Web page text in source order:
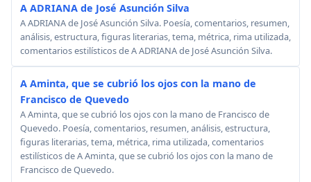
A ADRIANA de José Asunción Silva
A ADRIANA de José Asunción Silva. Poesía, comentarios, resumen,
análisis, estructura, figuras literarias, tema, métrica, rima utilizada,
comentarios estilísticos de A ADRIANA de José Asunción Silva.
A Aminta, que se cubrió los ojos con la mano de
Francisco de Quevedo
A Aminta, que se cubrió los ojos con la mano de Francisco de
Quevedo. Poesía, comentarios, resumen, análisis, estructura,
figuras literarias, tema, métrica, rima utilizada, comentarios
estilísticos de A Aminta, que se cubrió los ojos con la mano de
Francisco de Quevedo.